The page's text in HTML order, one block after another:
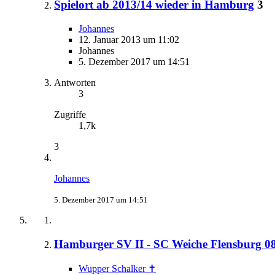
Spielort ab 2013/14 wieder in Hamburg 3
Johannes
12. Januar 2013 um 11:02
Johannes
5. Dezember 2017 um 14:51
Antworten
3
Zugriffe
1,7k
3
Johannes
5. Dezember 2017 um 14:51
Hamburger SV II - SC Weiche Flensburg
Wupper Schalker ✝